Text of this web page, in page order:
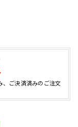
ご決済済みのご注文